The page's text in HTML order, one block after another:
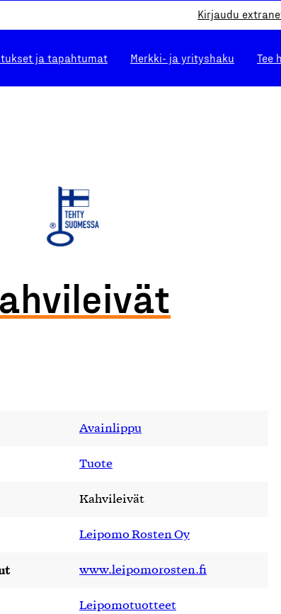
Kirjaudu
ja tapahtumat Merkki- ja yrityshaku Tee
Avainlippu
Tuote
Kahvileivät
Leipomo Rosten Oy
www.leipomorosten.fi
Leipomotuotteet